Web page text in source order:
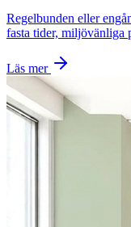
Regelbunden eller
fasta tider, miljövänliga
Läs mer